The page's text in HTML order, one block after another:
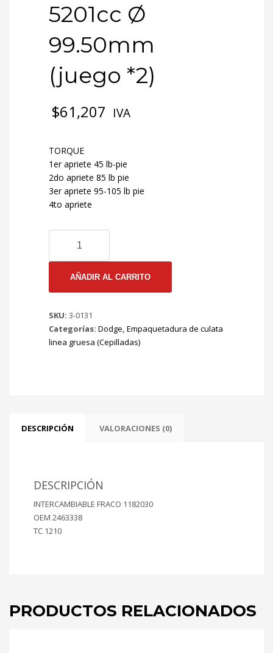
5201cc Ø
99.50mm
(juego *2)
$61,207 IVA
TORQUE
1er apriete 45 lb-pie
2do apriete 85 lb pie
3er apriete 95-105 lb pie
4to apriete
EMP
CULATA
GRUESA
CORDOBA
318
75/93
99.50mm
AÑADIR AL CARRITO
SKU: 3-0131
Categorías: Dodge, Empaquetadura de culata
linea gruesa (Cepilladas)
DESCRIPCIÓN VALORACIONES (0)
DESCRIPCIÓN
INTERCAMBIABLE FRACO 1182030
OEM 2463338
TC 1210
PRODUCTOS RELACIONADOS